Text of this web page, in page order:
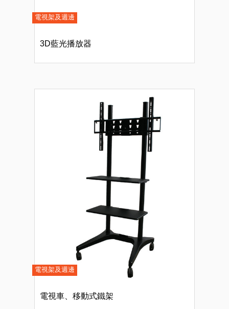
電視架及週邊
3D藍光播放器
電視架及週邊
電視車、移動式鐵架